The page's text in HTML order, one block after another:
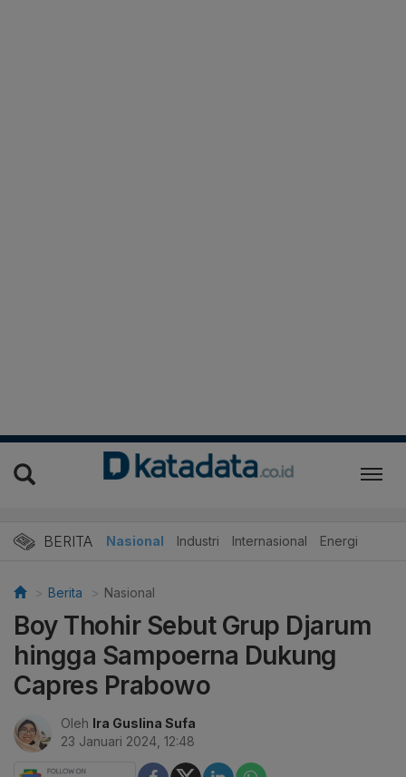
BERITA Nasional Industri Internasional Energi
Berita Nasional
Boy Thohir Sebut Grup Djarum
hingga Sampoerna Dukung
Capres Prabowo
Oleh Ira Guslina Sufa
23 Januari 2024, 12:48